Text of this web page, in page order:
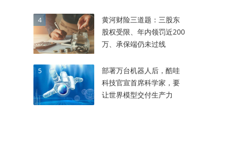
4
黄河财险三道题：三股东
股权受限、年内领罚近200
万、承保端仍未过线
5
部署万台机器人后，酷哇
科技官宣首席科学家，要
让世界模型交付生产力